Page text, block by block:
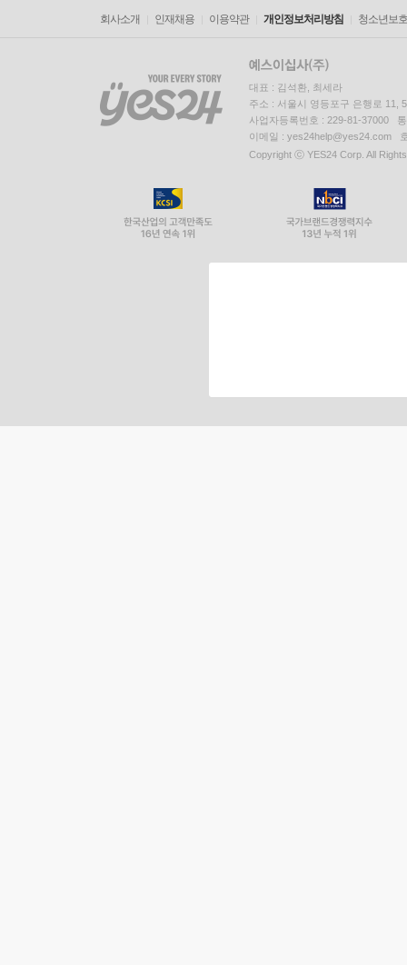
회사소개 인재채용 이용약관 개인정보처리방침 청소년보
대표 : 김석환, 최세라
주소 : 서울시 영등포구 은행로 11,
사업자등록번호 : 229-81-37000
이메일 : yes24help@yes24.com
Copyright ⓒ YES24 Corp. All